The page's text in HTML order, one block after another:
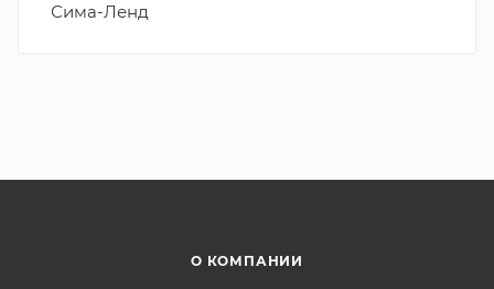
Сима-Ленд
О КОМПАНИИ